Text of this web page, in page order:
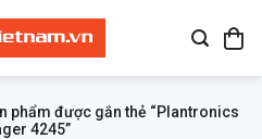
phẩm được gắn thẻ “Plantronics
4245”